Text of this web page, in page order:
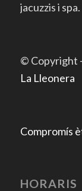
jacuzzis i spa.
© Copyright
La Lleonera
Compromís
HORARIS